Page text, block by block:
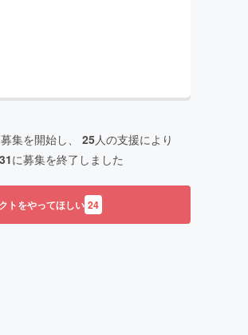
集を開始し、 25人の支援により
に募集を終了しました
トをやってほしい 24